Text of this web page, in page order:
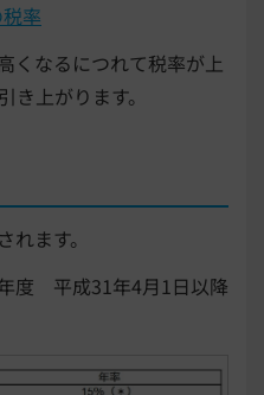
率
くなるにつれて税率が上
き上がります。
れます。
度 平成31年4月1日以降